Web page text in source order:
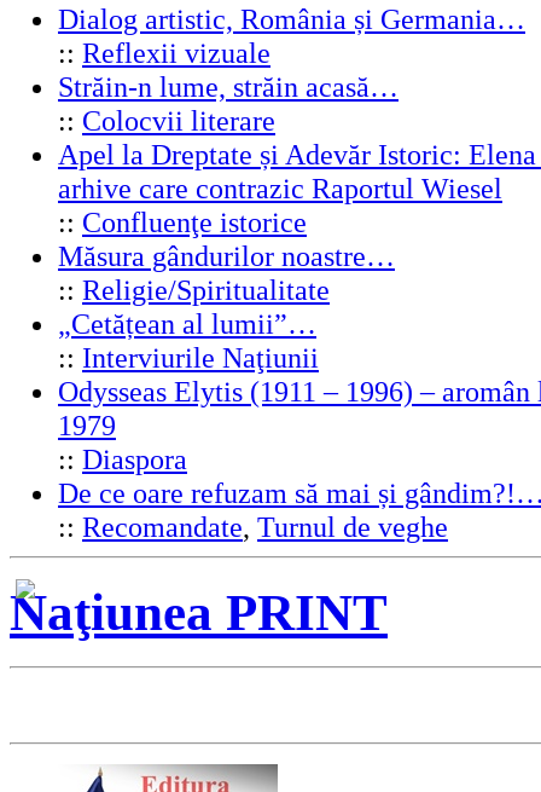
Dialog artistic, România și Germania…
:: Reflexii vizuale
Străin-n lume, străin acasă…
:: Colocvii literare
Apel la Dreptate și Adevăr Istoric:
arhive care contrazic Raportul Wiesel
:: Confluenţe istorice
Măsura gândurilor noastre…
:: Religie/Spiritualitate
„Cetățean al lumii”…
:: Interviurile Naţiunii
Odysseas Elytis (1911 – 1996) –
1979
:: Diaspora
De ce oare refuzam să mai și
:: Recomandate, Turnul de veghe
Naţiunea PRINT